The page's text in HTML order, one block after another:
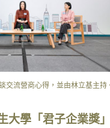
交流營商心得，並由林立基主持
大學「君子企業獎